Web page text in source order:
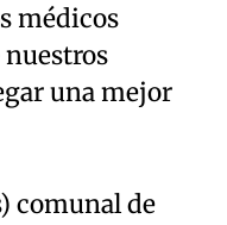
médicos
una mejor
comunal de